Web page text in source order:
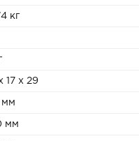
кг
x 17 x 29
мм
мм